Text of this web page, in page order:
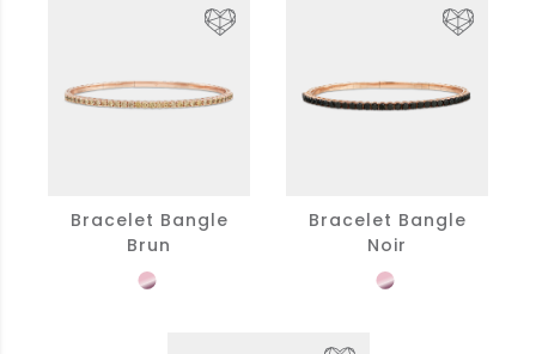
Bracelet Bangle
Brun
Bracelet Bangle
Noir